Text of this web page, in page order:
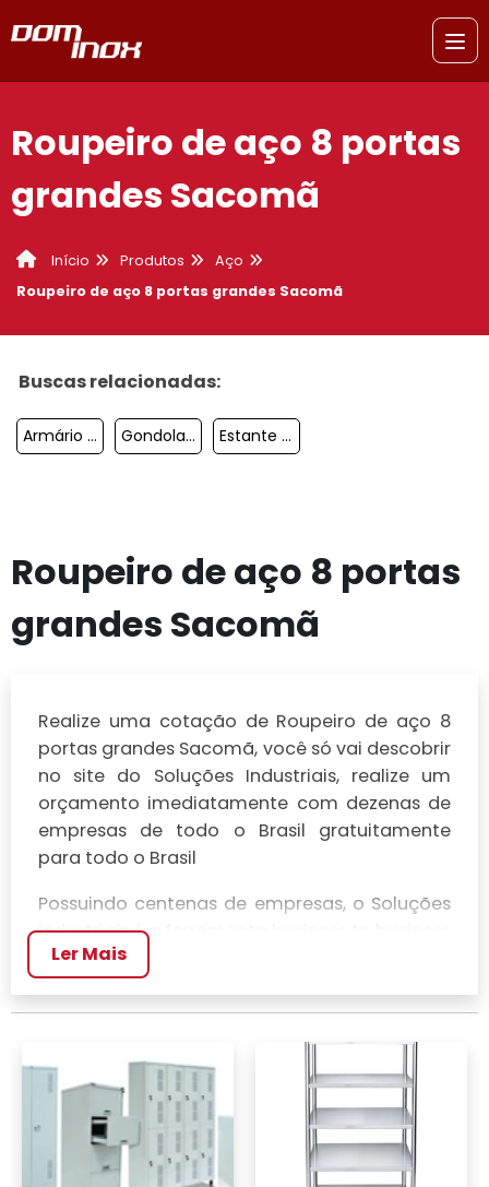
Roupeiro de aço 8 portas
grandes Sacomã
Início Produtos
Aço
Roupeiro de aço 8 portas grandes Sacomã
Buscas relacionadas:
Armário De Aço Roupeiro São José Dos Campos Gondola De Centro São Bernardo Do Campo Estante De Aço Para Livros São José Dos Campos
Roupeiro de aço 8 portas
grandes Sacomã
Realize uma cotação de Roupeiro de aço 8
portas grandes Sacomã, você só vai descobrir
no site do Soluções Industriais, realize um
orçamento imediatamente com dezenas de
empresas de todo o Brasil gratuitamente
para todo o Brasil
Possuindo centenas de empresas, o Soluções
Industriais é a ferramenta business to business
mais completo da área industrial. Para
realizar um orçamento de Roupeiro de aço 8
portas grandes Sacomã, clique em um ou
Ler Mais